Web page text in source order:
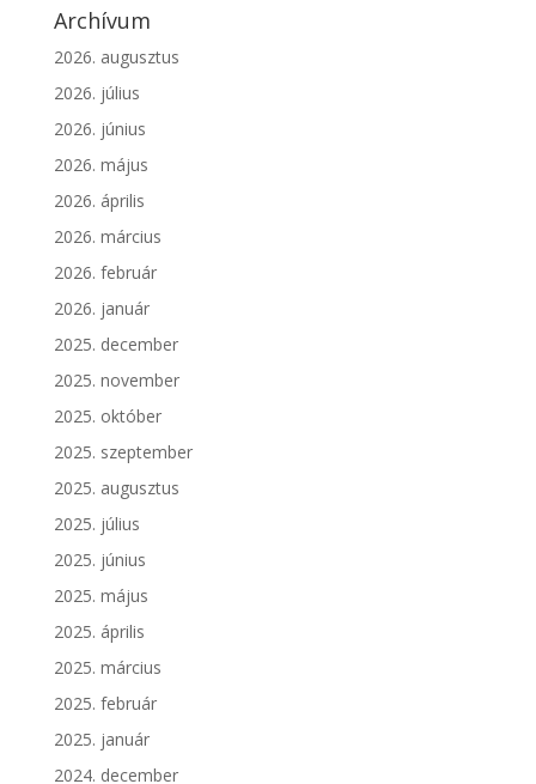
Archívum
2026. augusztus
2026. július
2026. június
2026. május
2026. április
2026. március
2026. február
2026. január
2025. december
2025. november
2025. október
2025. szeptember
2025. augusztus
2025. július
2025. június
2025. május
2025. április
2025. március
2025. február
2025. január
2024. december